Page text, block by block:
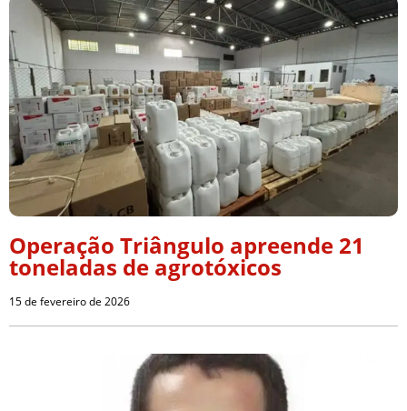
Operação Triângulo apreende 21
toneladas de agrotóxicos
15 de fevereiro de 2026